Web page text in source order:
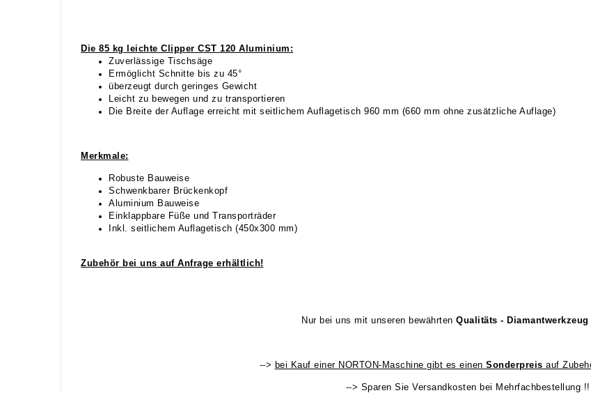
Die 85 kg leichte Clipper CST 120 Aluminium:
Zuverlässige Tischsäge
Ermöglicht Schnitte bis zu 45°
überzeugt durch geringes Gewicht
Leicht zu bewegen und zu transportieren
Die Breite der Auflage erreicht mit seitlichem Auflagetisch 960 mm (660 mm ohne zusätzliche Auflage)
Merkmale:
Robuste Bauweise
Schwenkbarer Brückenkopf
Aluminium Bauweise
Einklappbare Füße und Transporträder
Inkl. seitlichem Auflagetisch (450x300 mm)
Zubehör bei uns auf Anfrage erhältlich!
Nur bei uns mit unseren bewährtenQualitäts - Diamantwerkzeug
--> bei Kauf einer NORTON-Maschine gibt es einen Sonderpreis auf
--> Sparen Sie Versandkosten bei Mehrfachbestellung !!